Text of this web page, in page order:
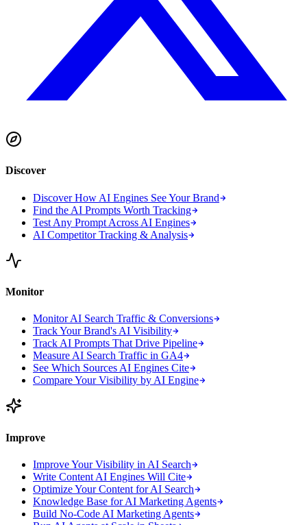
Discover
Discover How AI Engines See Your Brand
Find the AI Prompts Worth Tracking
Test Any Prompt Across AI Engines
AI Competitor Tracking & Analysis
Monitor
Monitor AI Search Traffic & Conversions
Track Your Brand's AI Visibility
Track AI Prompts That Drive Pipeline
Measure AI Search Traffic in GA4
See Which Sources AI Engines Cite
Compare Your Visibility by AI Engine
Improve
Improve Your Visibility in AI Search
Write Content AI Engines Will Cite
Optimize Your Content for AI Search
Knowledge Base for AI Marketing Agents
Build No-Code AI Marketing Agents